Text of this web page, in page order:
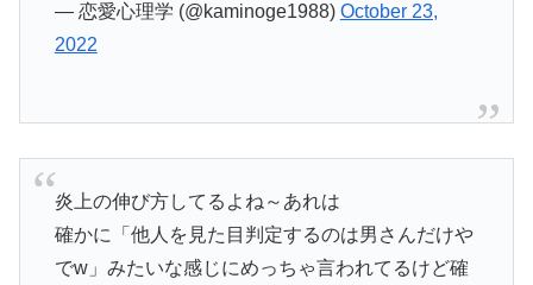
— 恋愛心理学 (@kaminoge1988) October 23,
2022
炎上の伸び方してるよね～あれは
確かに「他人を見た目判定するのは男さんだけや
でw」みたいな感じにめっちゃ言われてるけど確